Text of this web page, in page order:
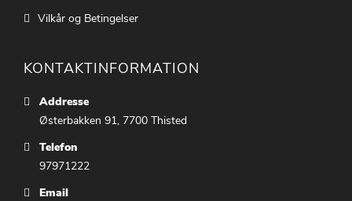
Vilkår og Betingelser
KONTAKTINFORMATION
Addresse
Østerbakken 91, 7700 Thisted
Telefon
97971222
Email